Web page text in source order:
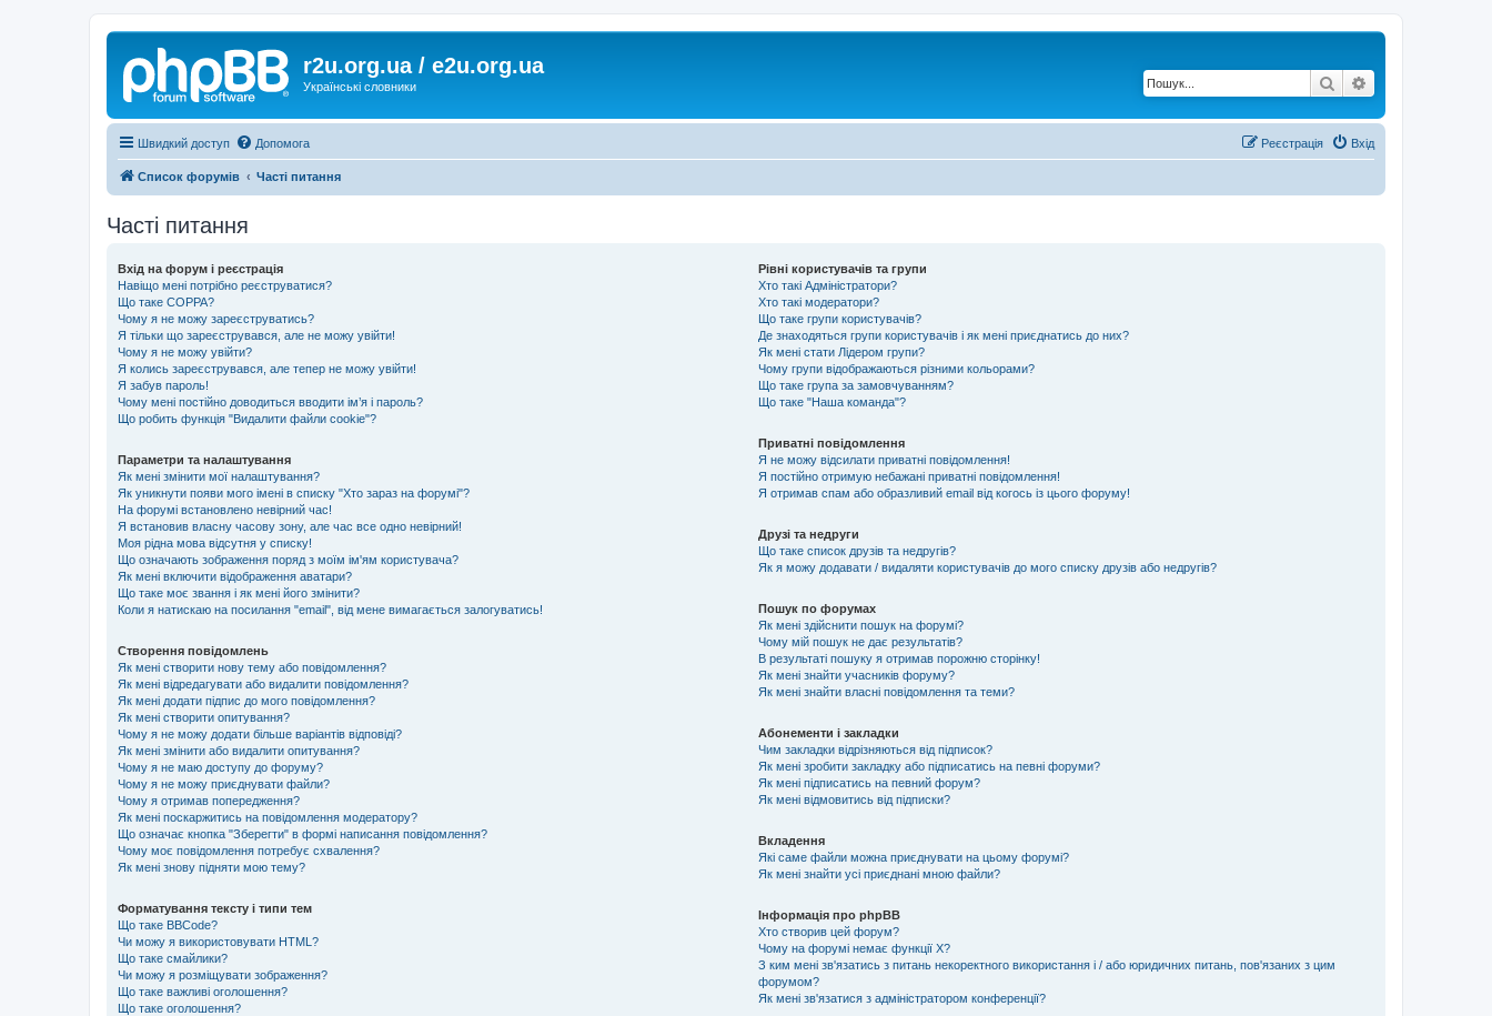
r2u.org.ua / e2u.org.ua
Українські словники Пошук
Швидкий доступ Допомога Вхід
Реєстрація
Список форумів Часті питання
Часті питання
Вхід на форум і реєстрація
Навіщо мені потрібно реєструватися?
Що таке COPPA?
Чому я не можу зареєструватись?
Я тільки що зареєструвався, але не можу увійти!
Чому я не можу увійти?
Я колись зареєструвався, але тепер не можу увійти!
Я забув пароль!
Чому мені постійно доводиться вводити ім’я і пароль?
Що робить функція "Видалити файли cookie"?
Параметри та налаштування
Як мені змінити мої налаштування?
Як уникнути появи мого імені в списку "Хто зараз на форумі"?
На форумі встановлено невірний час!
Я встановив власну часову зону, але час все одно невірний!
Моя рідна мова відсутня у списку!
Що означають зображення поряд з моїм ім'ям користувача?
Як мені включити відображення аватари?
Що таке моє звання і як мені його змінити?
Коли я натискаю на посилання "email", від мене вимагається залогуватись!
Створення повідомлень
Як мені створити нову тему або повідомлення?
Як мені відредагувати або видалити повідомлення?
Як мені додати підпис до мого повідомлення?
Як мені створити опитування?
Чому я не можу додати більше варіантів відповіді?
Як мені змінити або видалити опитування?
Чому я не маю доступу до форуму?
Чому я не можу приєднувати файли?
Чому я отримав попередження?
Як мені поскаржитись на повідомлення модератору?
Що означає кнопка "Зберегти" в формі написання повідомлення?
Чому моє повідомлення потребує схвалення?
Як мені знову підняти мою тему?
Форматування тексту і типи тем
Що таке BBCode?
Чи можу я використовувати HTML?
Що таке смайлики?
Чи можу я розміщувати зображення?
Що таке важливі оголошення?
Що таке оголошення?
Рівні користувачів та групи
Хто такі Адміністратори?
Хто такі модератори?
Що таке групи користувачів?
Де знаходяться групи користувачів і як мені приєднатись до них?
Як мені стати Лідером групи?
Чому групи відображаються різними кольорами?
Що таке група за замовчуванням?
Що таке "Наша команда"?
Приватні повідомлення
Я не можу відсилати приватні повідомлення!
Я постійно отримую небажані приватні повідомлення!
Я отримав спам або образливий email від когось із цього форуму!
Друзі та недруги
Що таке список друзів та недругів?
Як я можу додавати / видаляти користувачів до мого списку друзів або недругів?
Пошук по форумах
Як мені здійснити пошук на форумі?
Чому мій пошук не дає результатів?
В результаті пошуку я отримав порожню сторінку!
Як мені знайти учасників форуму?
Як мені знайти власні повідомлення та теми?
Абонементи і закладки
Чим закладки відрізняються від підписок?
Як мені зробити закладку або підписатись на певні форуми?
Як мені підписатись на певний форум?
Як мені відмовитись від підписки?
Вкладення
Які саме файли можна приєднувати на цьому форумі?
Як мені знайти усі приєднані мною файли?
Інформація про phpBB
Хто створив цей форум?
Чому на форумі немає функції X?
З ким мені зв'язатись з питань некоректного використання і / або юридичних питань, пов'язаних з цим
форумом?
Як мені зв'язатися з адміністратором конференції?